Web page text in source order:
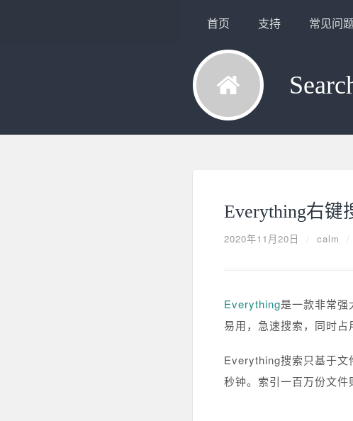
首页 支持 常见问
Everything右键
2020年11月20日 / calm /
Everything是一款非常强
易用，急速搜索，同时占
Everything搜索只基于文
秒钟。索引一百万份文件